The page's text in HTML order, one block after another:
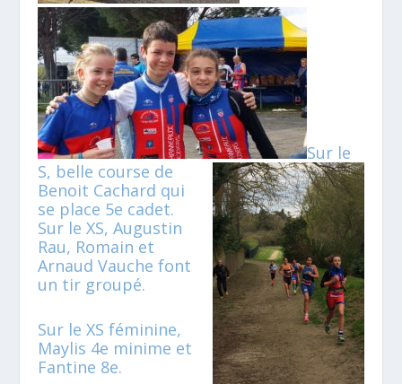
Sur le
S, belle course de
Benoit Cachard qui
se place 5e cadet.
Sur le XS, Augustin
Rau, Romain et
Arnaud Vauche font
un tir groupé.
Sur le XS féminine,
Maylis 4e minime et
Fantine 8e.